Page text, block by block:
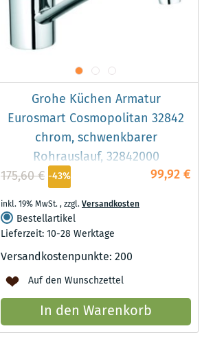
Grohe Küchen Armatur
Eurosmart Cosmopolitan 32842
chrom, schwenkbarer
Rohrauslauf, 32842000
99,92 €
175,60 € -43%
inkl. 19% MwSt.,zzgl.Versandkosten
Bestellartikel
Lieferzeit: 10-28 Werktage
Versandkostenpunkte: 200
Auf den Wunschzettel
In den Warenkorb